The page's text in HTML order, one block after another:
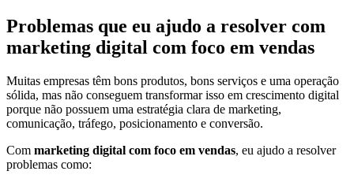
Problemas que eu ajudo a resolver com
marketing digital com foco em vendas
Muitas empresas têm bons produtos, bons serviços e uma operação
sólida, mas não conseguem transformar isso em crescimento digital
porque não possuem uma estratégia clara de marketing,
comunicação, tráfego, posicionamento e conversão.
Com marketing digital com foco em vendas, eu ajudo a resolver
problemas como: